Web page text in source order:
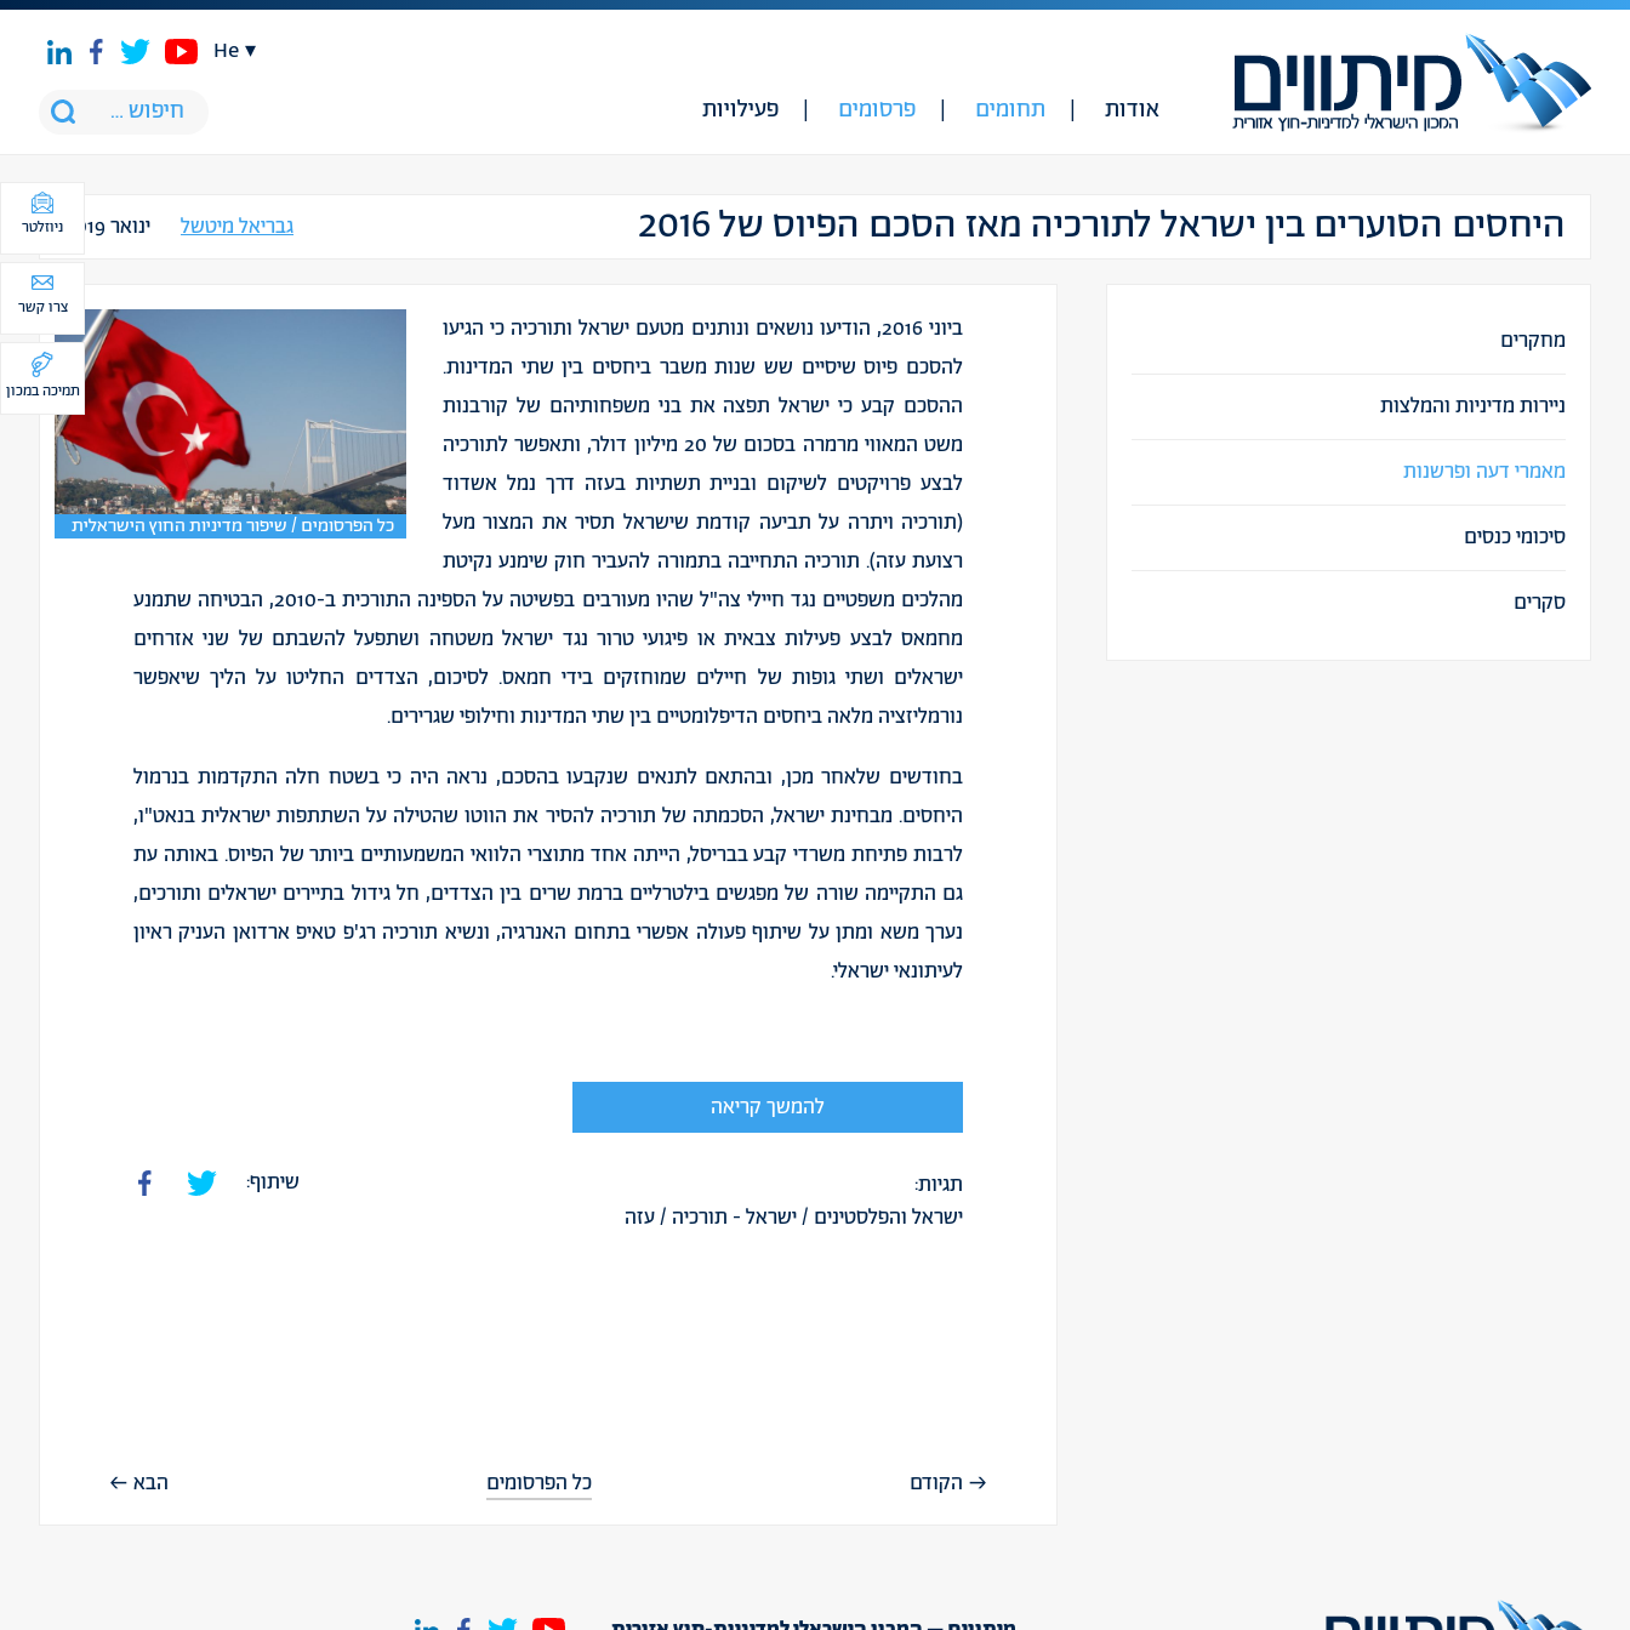
אודות תחומים פרסומים פעילויות
he
היחסים הסוערים בין ישראל לתורכיה מאז הסכם הפיוס של 2016 גבריאל מיטשל ינואר 2019
כל הפרסומים / שיפור מדיניות החוץ הישראלית
ביוני 2016, הודיעו נושאים ונותנים מטעם ישראל ותורכיה כי הגיעו
להסכם פיוס שיסיים שש שנות משבר ביחסים בין שתי המדינות.
ההסכם קבע כי ישראל תפצה את בני משפחותיהם של קורבנות
משט המאווי מרמרה בסכום של 20 מיליון דולר, ותאפשר לתורכיה
לבצע פרויקטים לשיקום ובניית תשתיות בעזה דרך נמל אשדוד
(תורכיה ויתרה על תביעה קודמת שישראל תסיר את המצור מעל
רצועת עזה). תורכיה התחייבה בתמורה להעביר חוק שימנע נקיטת
מהלכים משפטיים נגד חיילי צה"ל שהיו מעורבים בפשיטה על הספינה התורכית ב-2010, הבטיחה שתמנע
מחמאס לבצע פעילות צבאית או פיגועי טרור נגד ישראל משטחה ושתפעל להשבתם של שני אזרחים
ישראלים ושתי גופות של חיילים שמוחזקים בידי חמאס. לסיכום, הצדדים החליטו על הליך שיאפשר
נורמליזציה מלאה ביחסים הדיפלומטיים בין שתי המדינות וחילופי שגרירים.
בחודשים שלאחר מכן, ובהתאם לתנאים שנקבעו בהסכם, נראה היה כי בשטח חלה התקדמות בנרמול
היחסים. מבחינת ישראל, הסכמתה של תורכיה להסיר את הווטו שהטילה על השתתפות ישראלית בנאט"ו,
לרבות פתיחת משרדי קבע בבריסל, הייתה אחד מתוצרי הלוואי המשמעותיים ביותר של הפיוס. באותה עת
גם התקיימה שורה של מפגשים בילטרליים ברמת שרים בין הצדדים, חל גידול בתיירים ישראלים ותורכים,
נערך משא ומתן על שיתוף פעולה אפשרי בתחום האנרגיה, ונשיא תורכיה רג'פ טאיפ ארדואן העניק ראיון
לעיתונאי ישראלי.
להמשך קריאה
שיתוף:
תגיות:
ישראל והפלסטינים /ישראל - תורכיה /עזה
הקודם כל הפרסומים הבא
מחקרים
ניירות מדיניות והמלצות
מאמרי דעה ופרשנות
סיכומי כנסים
סקרים
ניוזלטר
צרו קשר
תמיכה במכון